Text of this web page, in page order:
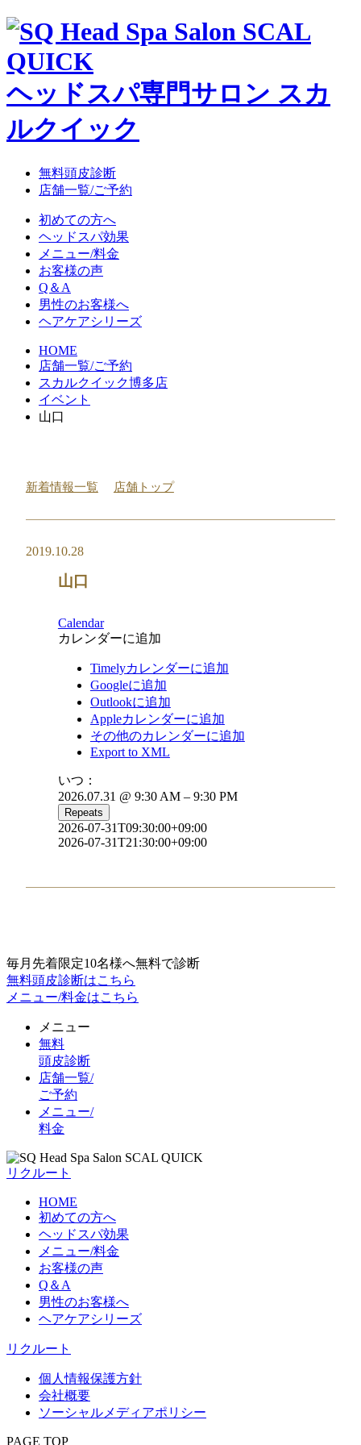
ヘッドスパ専門サロン スカ
ルクイック
無料頭皮診断
店舗一覧/ご予約
初めての方へ
ヘッドスパ効果
メニュー/料金
お客様の声
Q＆A
男性のお客様へ
ヘアケアシリーズ
HOME
店舗一覧/ご予約
スカルクイック博多店
イベント
山口
新着情報一覧 店舗トップ
2019.10.28
山口
Calendar
カレンダーに追加
Timelyカレンダーに追加
Googleに追加
Outlookに追加
Appleカレンダーに追加
その他のカレンダーに追加
Export to XML
いつ：
2026.07.31 @ 9:30 AM – 9:30 PM
Repeats
2026-07-31T09:30:00+09:00
2026-07-31T21:30:00+09:00
毎月先着限定10名様へ無料で診断
無料頭皮診断はこちら
メニュー/料金はこちら
メニュー
無料
頭皮診断
店舗一覧/
ご予約
メニュー/
料金
リクルート
HOME
初めての方へ
ヘッドスパ効果
メニュー/料金
お客様の声
Q＆A
男性のお客様へ
ヘアケアシリーズ
リクルート
個人情報保護方針
会社概要
ソーシャルメディアポリシー
PAGE TOP